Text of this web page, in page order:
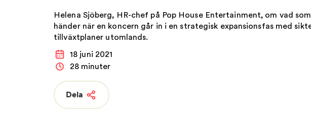
Helena Sjöberg, HR-chef på Pop House Entertainment, om vad som
händer när en koncern går in i en strategisk expansionsfas med
tillväxtplaner utomlands.
18 juni 2021
28 minuter
Dela